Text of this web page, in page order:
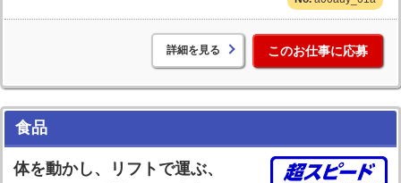
詳細を見る このお仕事に応募
食品
体を動かし、リフトで運ぶ、